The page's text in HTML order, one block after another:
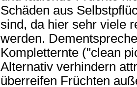
Schäden aus
sind, da hier sehr viele
werden.
Kompletternte ("clean
Alternativ verhindern
überreifen Früchten